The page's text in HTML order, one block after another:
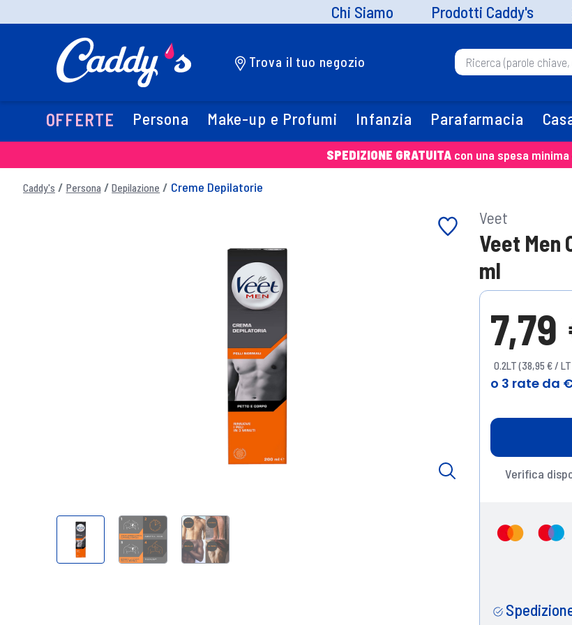
Chi Siamo Prodotti Caddy's
Trova il tuo negozio
OFFERTE Persona Make-up e Profumi Infanzia Parafarmacia
SPEDIZIONE GRATUITA con una spesa
Caddy's Persona Depilazione Creme Depilatorie
Veet
Veet Men
ml
7,79
0.2LT (38,95 € /
Verifica